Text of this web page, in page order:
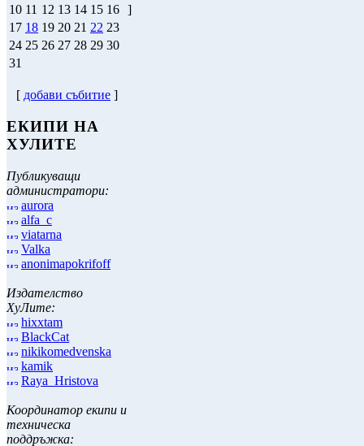
10 11 12 13 14 15 16
17 18 19 20 21 22 23
24 25 26 27 28 29 30
31
[ добави събитие ]
ЕКИПИ НА
ХУЛИТЕ
Публикуващи
администратори:
aurora
alfa_c
viatarna
Valka
anonimapokrifoff
Издателство
ХуЛите:
hixxtam
BlackCat
nikikomedvenska
kamik
Raya_Hristova
Координатор екипи и
техническа
поддръжка:
]